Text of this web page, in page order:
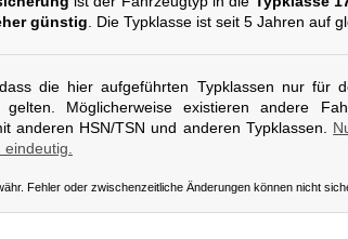
günstig. Die Typklasse ist seit 5 Jahren auf
die hier aufgeführten Typklassen nur für
gelten. Möglicherweise existieren andere
anderen HSN/TSN und anderen Typklassen.
Fehler oder zwischenzeitliche Änderungen können nicht